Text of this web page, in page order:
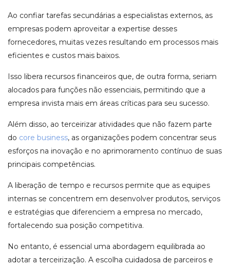
Ao confiar tarefas secundárias a especialistas externos, as
empresas podem aproveitar a expertise desses
fornecedores, muitas vezes resultando em processos mais
eficientes e custos mais baixos.
Isso libera recursos financeiros que, de outra forma, seriam
alocados para funções não essenciais, permitindo que a
empresa invista mais em áreas críticas para seu sucesso.
Além disso, ao terceirizar atividades que não fazem parte
do core business, as organizações podem concentrar seus
esforços na inovação e no aprimoramento contínuo de suas
principais competências.
A liberação de tempo e recursos permite que as equipes
internas se concentrem em desenvolver produtos, serviços
e estratégias que diferenciem a empresa no mercado,
fortalecendo sua posição competitiva.
No entanto, é essencial uma abordagem equilibrada ao
adotar a terceirização. A escolha cuidadosa de parceiros e